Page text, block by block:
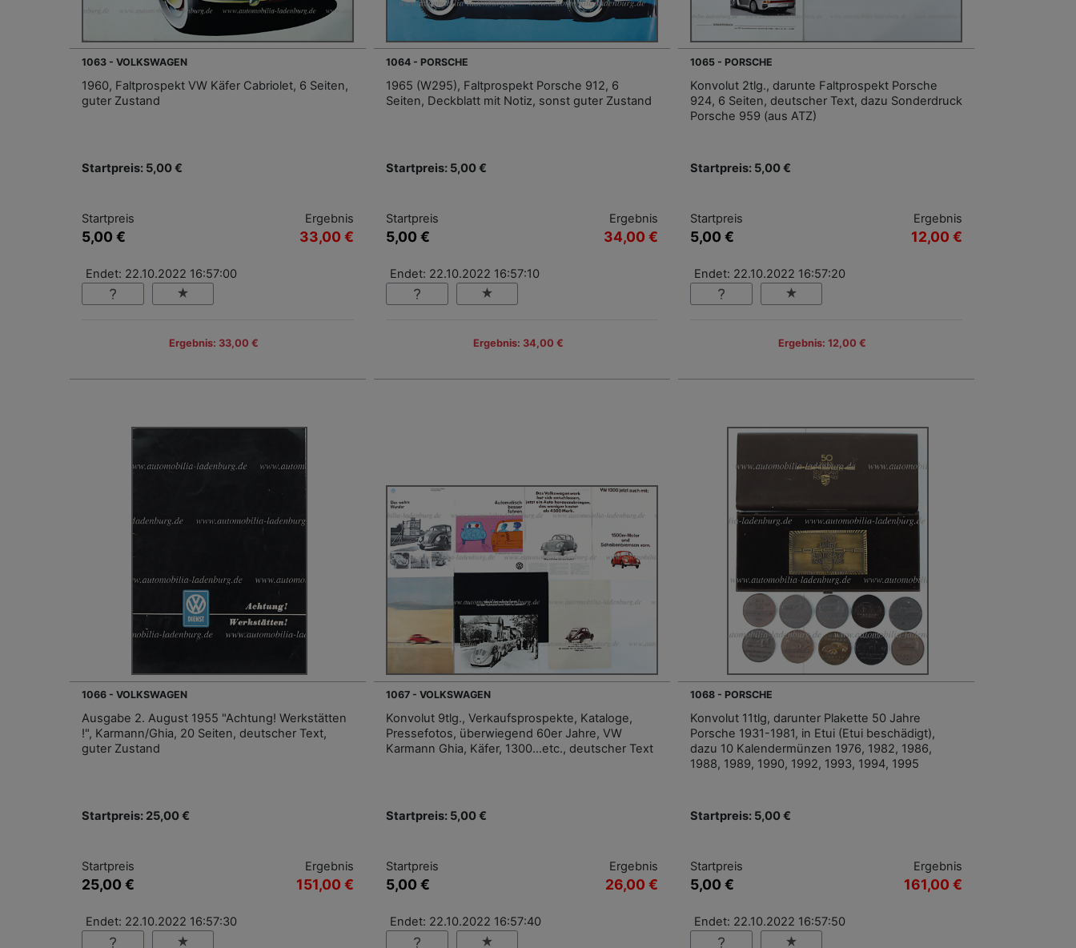
1063 - VOLKSWAGEN
1960, Faltprospekt VW Käfer Cabriolet, 6 Seiten,
guter Zustand
Startpreis: 5,00 €
Startpreis
5,00 €
Ergebnis
33,00 €
Endet: 22.10.2022 16:57:00
Ergebnis: 33,00 €
1064 - PORSCHE
1965 (W295), Faltprospekt Porsche 912, 6
Seiten, Deckblatt mit Notiz, sonst guter Zustand
Startpreis: 5,00 €
Startpreis
5,00 €
Ergebnis
34,00 €
Endet: 22.10.2022 16:57:10
Ergebnis: 34,00 €
1065 - PORSCHE
Konvolut 2tlg., darunte Faltprospekt Porsche
924, 6 Seiten, deutscher Text, dazu Sonderdruck
Porsche 959 (aus ATZ)
Startpreis: 5,00 €
Startpreis
5,00 €
Ergebnis
12,00 €
Endet: 22.10.2022 16:57:20
Ergebnis: 12,00 €
1066 - VOLKSWAGEN
Ausgabe 2. August 1955 "Achtung! Werkstätten
!", Karmann/Ghia, 20 Seiten, deutscher Text,
guter Zustand
Startpreis: 25,00 €
Startpreis
25,00 €
Ergebnis
151,00 €
Endet: 22.10.2022 16:57:30
1067 - VOLKSWAGEN
Konvolut 9tlg., Verkaufsprospekte, Kataloge,
Pressefotos, überwiegend 60er Jahre, VW
Karmann Ghia, Käfer, 1300…etc., deutscher Text
Startpreis: 5,00 €
Startpreis
5,00 €
Ergebnis
26,00 €
Endet: 22.10.2022 16:57:40
1068 - PORSCHE
Konvolut 11tlg, darunter Plakette 50 Jahre
Porsche 1931-1981, in Etui (Etui beschädigt),
dazu 10 Kalendermünzen 1976, 1982, 1986,
1988, 1989, 1990, 1992, 1993, 1994, 1995
Startpreis: 5,00 €
Startpreis
5,00 €
Ergebnis
161,00 €
Endet: 22.10.2022 16:57:50